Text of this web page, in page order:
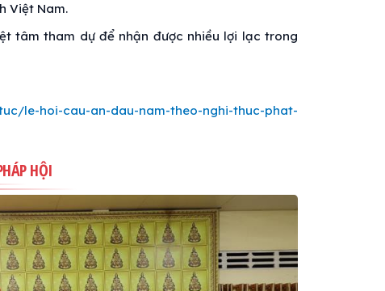
Việt Nam.
tâm tham dự để nhận được nhiều lợi lạc trong
le-hoi-cau-an-dau-nam-theo-nghi-thuc-phat-
HỘI